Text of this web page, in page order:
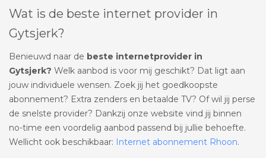
Wat is de beste internet provider in
Gytsjerk?
Benieuwd naar de beste internetprovider in
Gytsjerk? Welk aanbod is voor mij geschikt? Dat ligt aan
jouw individuele wensen. Zoek jij het goedkoopste
abonnement? Extra zenders en betaalde TV? Of wil jij perse
de snelste provider? Dankzij onze website vind jij binnen
no-time een voordelig aanbod passend bij jullie behoefte.
Wellicht ook beschikbaar: Internet abonnement Rhoon.